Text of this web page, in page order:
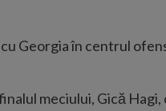
Georgia în centrul
meciului, Gică